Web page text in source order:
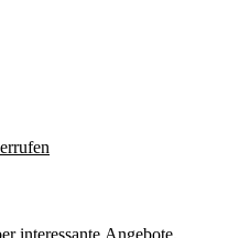
interessante Angebote.